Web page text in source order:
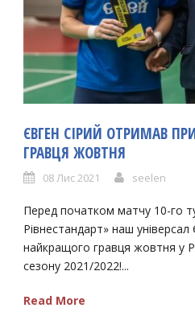
ЄВГЕН СІРИЙ ОТРИМАВ
ГРАВЦЯ ЖОВТНЯ
08 Лис 2021 seelen
Перед початком матчу 10-го
Рівнестандарт» наш
найкращого гравця жовтня у
сезону 2021/2022!...
Read More